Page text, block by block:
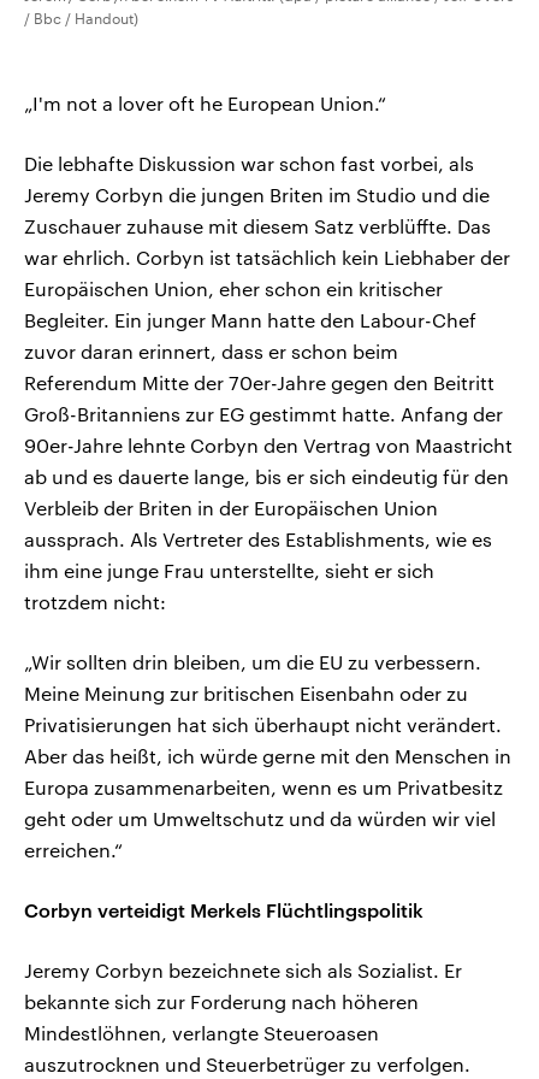
/ Bbc / Handout)
„I'm not a lover oft he European Union.“
Die lebhafte Diskussion war schon fast vorbei, als
Jeremy Corbyn die jungen Briten im Studio und die
Zuschauer zuhause mit diesem Satz verblüffte. Das
war ehrlich. Corbyn ist tatsächlich kein Liebhaber der
Europäischen Union, eher schon ein kritischer
Begleiter. Ein junger Mann hatte den Labour-Chef
zuvor daran erinnert, dass er schon beim
Referendum Mitte der 70er-Jahre gegen den Beitritt
Groß-Britanniens zur EG gestimmt hatte. Anfang der
90er-Jahre lehnte Corbyn den Vertrag von Maastricht
ab und es dauerte lange, bis er sich eindeutig für den
Verbleib der Briten in der Europäischen Union
aussprach. Als Vertreter des Establishments, wie es
ihm eine junge Frau unterstellte, sieht er sich
trotzdem nicht:
„Wir sollten drin bleiben, um die EU zu verbessern.
Meine Meinung zur britischen Eisenbahn oder zu
Privatisierungen hat sich überhaupt nicht verändert.
Aber das heißt, ich würde gerne mit den Menschen in
Europa zusammenarbeiten, wenn es um Privatbesitz
geht oder um Umweltschutz und da würden wir viel
erreichen.“
Corbyn verteidigt Merkels Flüchtlingspolitik
Jeremy Corbyn bezeichnete sich als Sozialist. Er
bekannte sich zur Forderung nach höheren
Mindestlöhnen, verlangte Steueroasen
auszutrocknen und Steuerbetrüger zu verfolgen.